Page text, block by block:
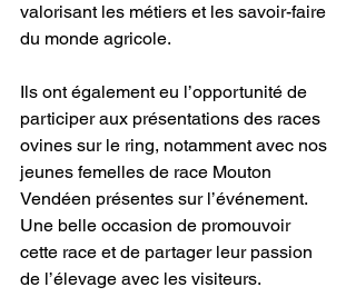
valorisant les métiers et les savoir-faire
du monde agricole.
Ils ont également eu l’opportunité de
participer aux présentations des races
ovines sur le ring, notamment avec nos
jeunes femelles de race Mouton
Vendéen présentes sur l’événement.
Une belle occasion de promouvoir
cette race et de partager leur passion
de l’élevage avec les visiteurs.